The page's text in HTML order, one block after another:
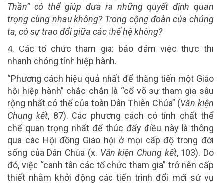
Thần” có thể giúp đưa ra những quyết định quan
trọng cùng nhau không? Trong cộng đoàn của chúng
ta, có sự trao đổi giữa các thế hệ không?
4. Các tổ chức tham gia: bảo đảm việc thực thi
nhanh chóng tính hiệp hành.
“Phương cách hiệu quả nhất để thăng tiến một Giáo
hội hiệp hành” chắc chắn là “cổ võ sự tham gia sâu
rộng nhất có thể của toàn Dân Thiên Chúa” (Văn kiện
Chung kết, 87). Các phương cách có tính chất thể
chế quan trọng nhất để thúc đẩy điều này là thông
qua các Hội đồng Giáo hội ở mọi cấp độ trong đời
sống của Dân Chúa (x. Văn kiện Chung kết, 103). Do
đó, việc “canh tân các tổ chức tham gia” trở nên cấp
thiết nhằm khởi động các tiến trình đổi mới sứ vụ